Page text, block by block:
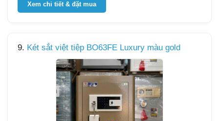
Xem chi tiết & đặt mua
9. Két sắt việt tiệp BO63FE Luxury màu gold